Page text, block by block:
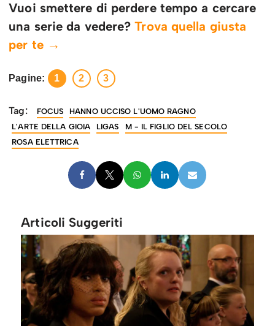
Vuoi smettere di perdere tempo a cercare
una serie da vedere?Trova quella giusta
per te →
Pagine: 1 2 3
Tag: FOCUS
HANNO UCCISO L'UOMO RAGNO
L'ARTE DELLA GIOIA
LIGAS
M - IL FIGLIO DEL SECOLO
ROSA ELETTRICA
Articoli Suggeriti